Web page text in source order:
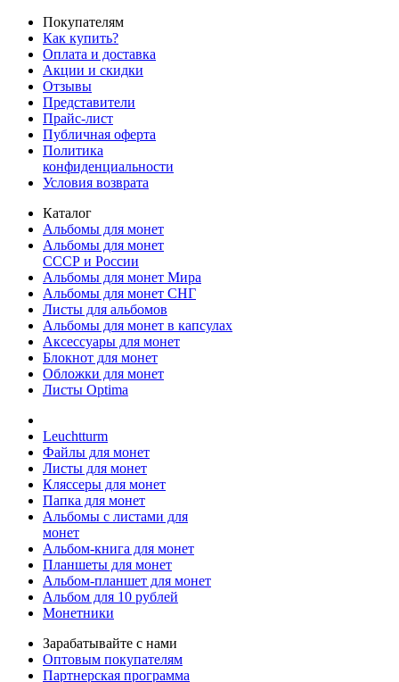
Покупателям
Как купить?
Оплата и доставка
Акции и скидки
Отзывы
Представители
Прайс-лист
Публичная оферта
Политика
конфиденциальности
Условия возврата
Каталог
Альбомы для монет
Альбомы для монет
СССР и России
Альбомы для монет Мира
Альбомы для монет СНГ
Листы для альбомов
Альбомы для монет в капсулах
Аксессуары для монет
Блокнот для монет
Обложки для монет
Листы Optima
Leuchtturm
Файлы для монет
Листы для монет
Кляссеры для монет
Папка для монет
Альбомы с листами для
монет
Альбом-книга для монет
Планшеты для монет
Альбом-планшет для монет
Альбом для 10 рублей
Монетники
Зарабатывайте с нами
Оптовым покупателям
Партнерская программа